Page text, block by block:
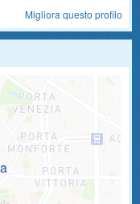
Migliora questo profilo